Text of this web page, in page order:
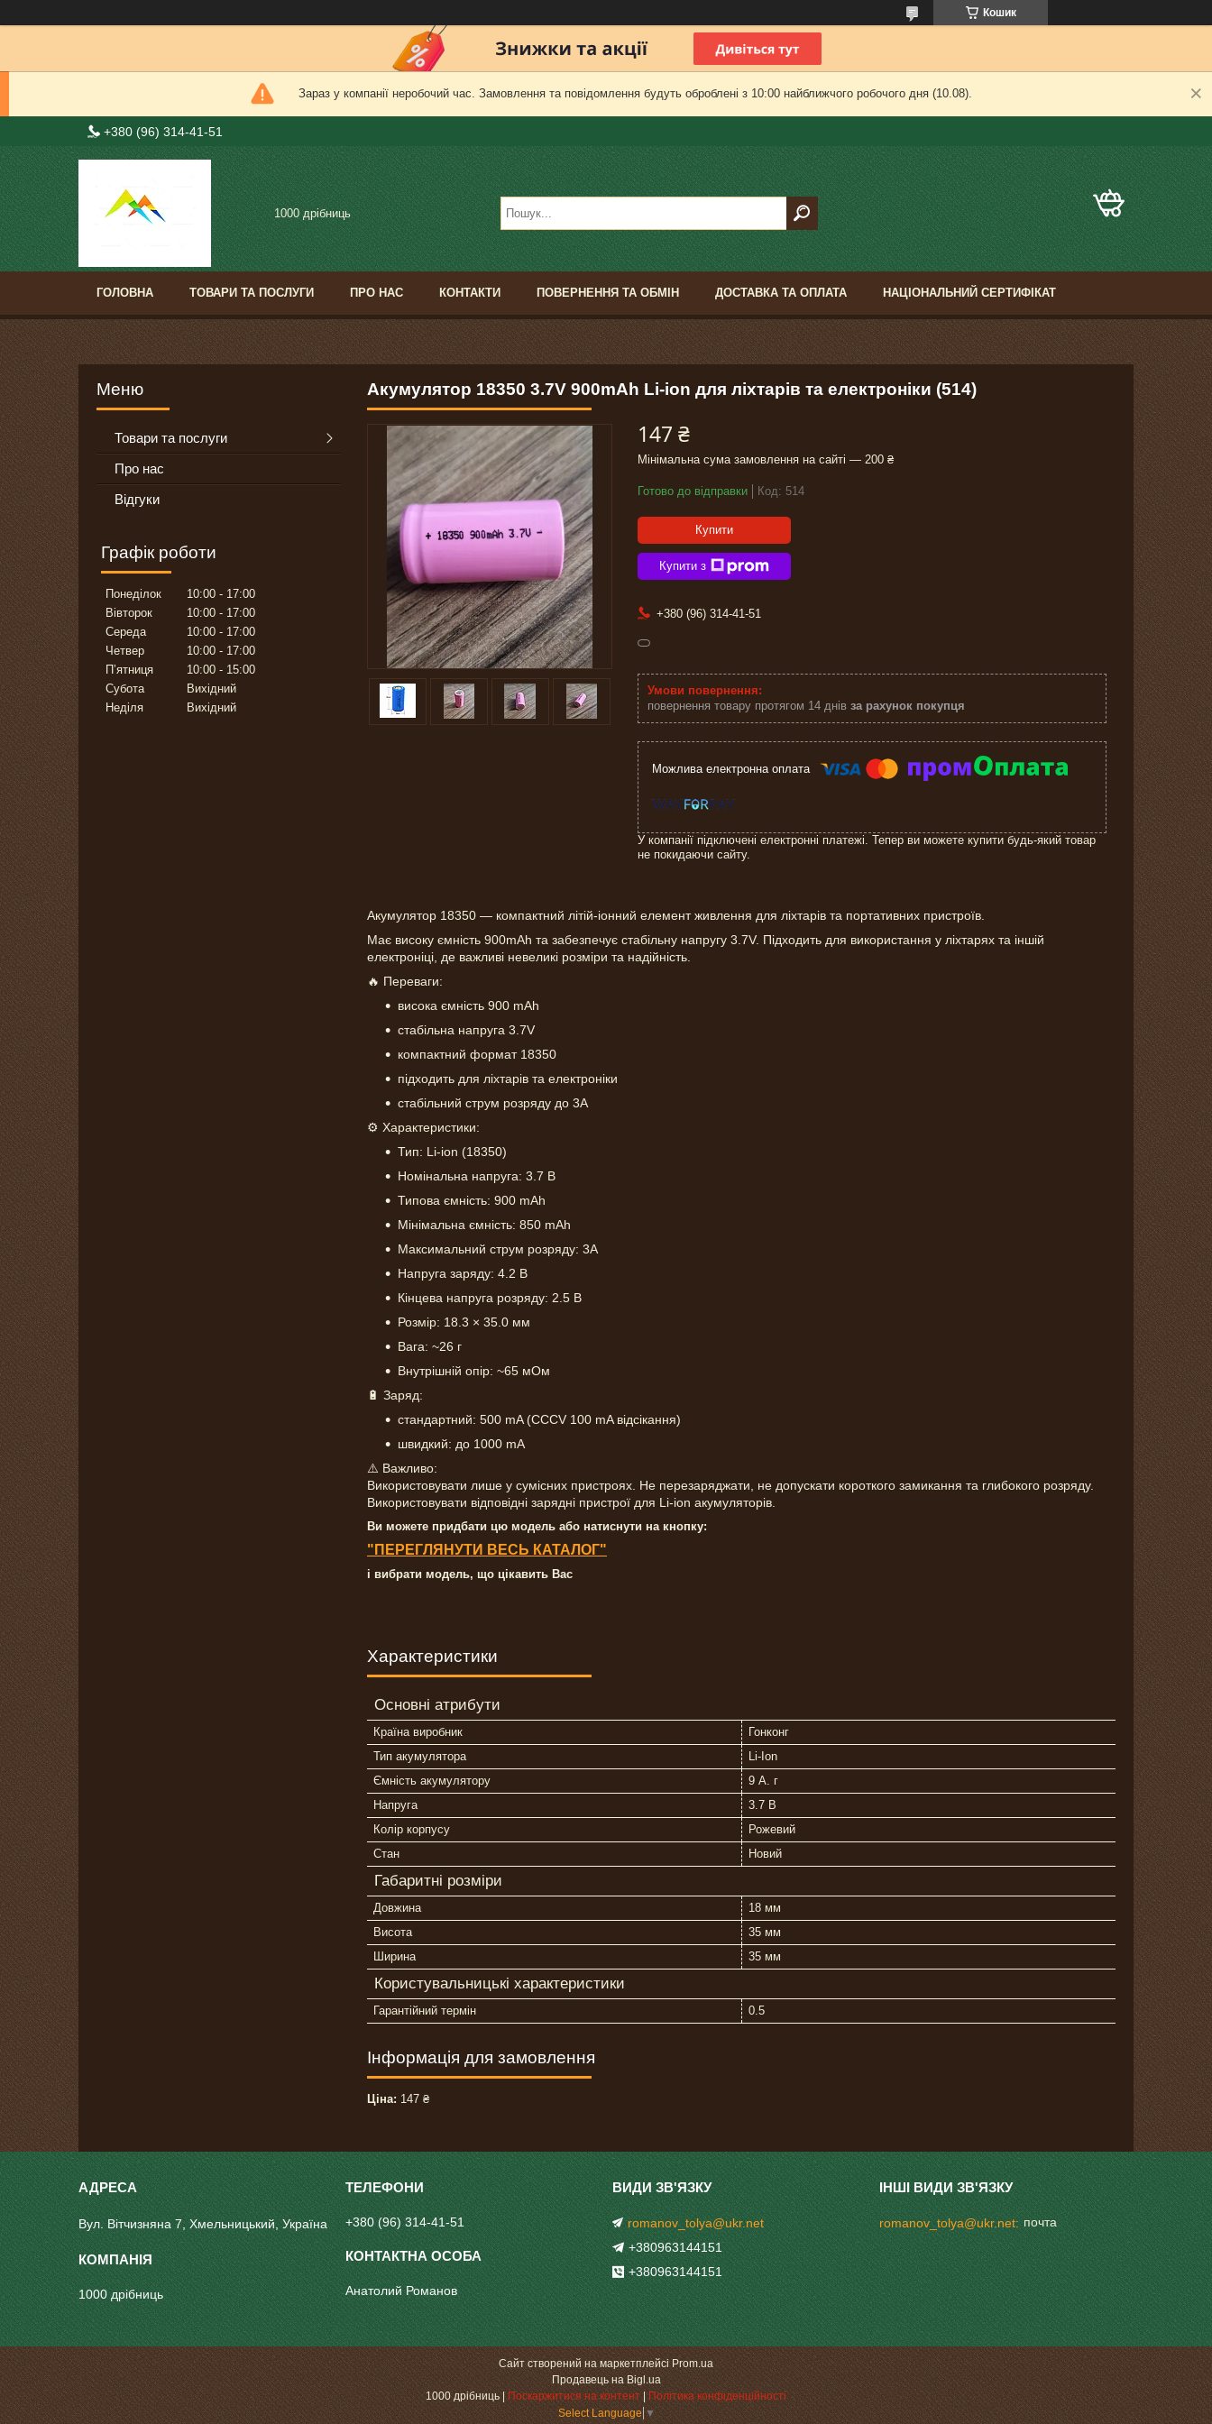
Кошик
Зараз у компанії неробочий час. Замовлення та повідомлення будуть оброблені з 10:00 найближчого робочого дня (10.08).
+380 (96) 314-41-51
1000 дрібниць
ГОЛОВНА ТОВАРИ ТА ПОСЛУГИ ПРО НАС КОНТАКТИ ПОВЕРНЕННЯ ТА ОБМІН ДОСТАВКА ТА ОПЛАТА НАЦІОНАЛЬНИЙ СЕРТИФІКАТ
Акумулятор 18350 3.7V 900mAh Li-ion для ліхтарів та електроніки (514)
147 ₴
Мінімальна сума замовлення на сайті — 200 ₴
Готово до відправки Код: 514
Купити
Купити з
+380 (96) 314-41-51
повернення товару протягом 14 днів за рахунок покупця
У компанії підключені електронні платежі. Тепер ви можете купити будь-який товар
не покидаючи сайту.
Акумулятор 18350 — компактний літій-іонний елемент живлення для ліхтарів та портативних пристроїв.
Має високу ємність 900mAh та забезпечує стабільну напругу 3.7V. Підходить для використання у ліхтарях та іншій
електроніці, де важливі невеликі розміри та надійність.
🔥 Переваги:
висока ємність 900 mAh
стабільна напруга 3.7V
компактний формат 18350
підходить для ліхтарів та електроніки
стабільний струм розряду до 3A
⚙️ Характеристики:
Тип: Li-ion (18350)
Номінальна напруга: 3.7 В
Типова ємність: 900 mAh
Мінімальна ємність: 850 mAh
Максимальний струм розряду: 3A
Напруга заряду: 4.2 В
Кінцева напруга розряду: 2.5 В
Розмір: 18.3 × 35.0 мм
Вага: ~26 г
Внутрішній опір: ~65 мОм
🔋 Заряд:
стандартний: 500 mA (CCCV 100 mA відсікання)
швидкий: до 1000 mA
⚠️ Важливо:
Використовувати лише у сумісних пристроях. Не перезаряджати, не допускати короткого замикання та глибокого розряду.
Використовувати відповідні зарядні пристрої для Li-ion акумуляторів.
Ви можете придбати цю модель або натиснути на кнопку:
"ПЕРЕГЛЯНУТИ ВЕСЬ КАТАЛОГ"
і вибрати модель, що цікавить Вас
Характеристики
Основні атрибути
Країна виробник
Гонконг
Тип акумулятора
Li-Ion
Ємність акумулятору
9 А. г
Напруга
3.7 В
Колір корпусу
Рожевий
Стан
Новий
Габаритні розміри
Довжина
18 мм
Висота
35 мм
Ширина
35 мм
Користувальницькі характеристики
Гарантійний термін 0.5
Інформація для замовлення
Ціна: 147 ₴
Товари та послуги
Про нас
Відгуки
Графік роботи
Понеділок 10:00
17:00
Вівторок
10:00
17:00
Середа
10:00
17:00
Четвер
10:00
17:00
Пʼятниця
10:00
15:00
Субота
Вихідний
Неділя
Вихідний
Вул. Вітчизняна 7, Хмельницький, Україна
1000 дрібниць
+380 (96) 314-41-51
Анатолий Романов
romanov_tolya@ukr.net
+380963144151
+380963144151
romanov_tolya@ukr.net почта
Сайт створений на маркетплейсіProm.ua
Продавець на Bigl.ua
1000 дрібниць | Поскаржитися на контент | Політика конфіденційності
Select Language ▼